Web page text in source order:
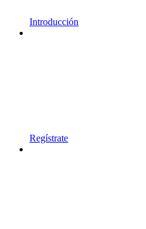
Introducción
Regístrate